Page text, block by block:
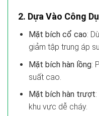
2. Dựa Vào Công
Mặt bích cổ cao:
giảm tập trung áp
Mặt bích hàn lồng:
suất cao.
Mặt bích hàn trượt
khu vực dễ cháy.